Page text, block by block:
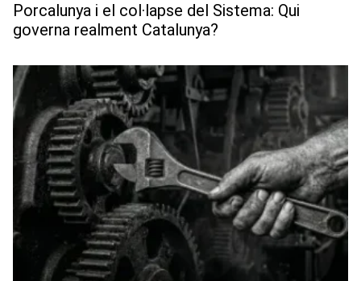
Porcalunya i el col·lapse del Sistema: Qui
governa realment Catalunya?